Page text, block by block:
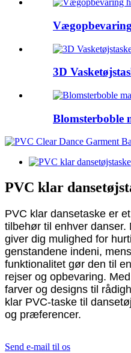
3D
Blomsterboble
PVC klar
PVC klar dansetaske er
tilbehør til enhver danser.
giver dig mulighed for
genstandene indeni,
funktionalitet gør den til
rejser og opbevaring.
farver og designs til
klar PVC-taske til
og præferencer.
Send e-mail til os